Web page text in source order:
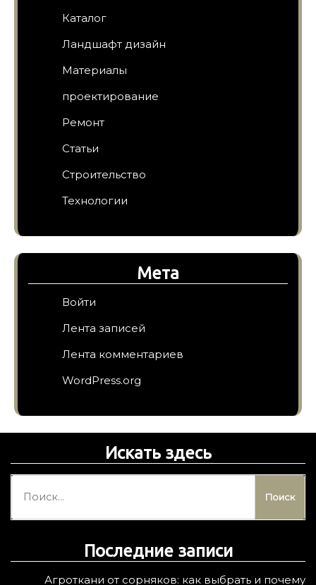
Каталог
Ландшафт дизайн
Материалы
проектирование
Ремонт
Статьи
Строительство
Технологии
Мета
Войти
Лента записей
Лента комментариев
WordPress.org
Искать здесь
й
Последние записи
Агроткани от сорняков: как выбрать и почему